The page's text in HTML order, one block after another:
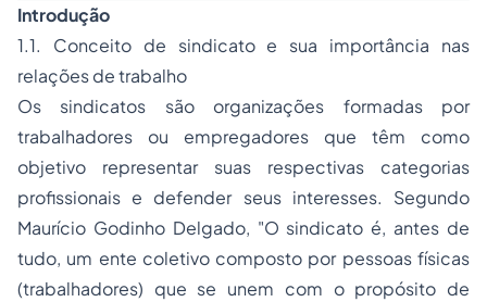
Introdução
1.1. Conceito de sindicato e sua importância nas
relações de trabalho
Os sindicatos são organizações formadas por
trabalhadores ou empregadores que têm como
objetivo representar suas respectivas categorias
profissionais e defender seus interesses. Segundo
Maurício Godinho Delgado, "O sindicato é, antes de
tudo, um ente coletivo composto por pessoas físicas
(trabalhadores) que se unem com o propósito de